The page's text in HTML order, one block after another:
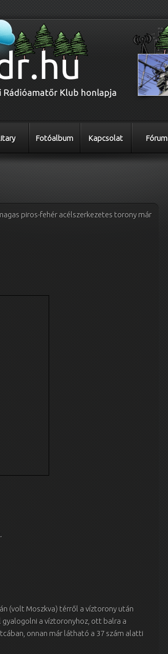
Fotóalbum Kapcsolat Fórum
piros-fehér acélszerkezetes torony már
(volt Moszkva) térről a víztorony után
gyalogolni a víztoronyhoz, ott balra a
onnan már látható a 37 szám alatti